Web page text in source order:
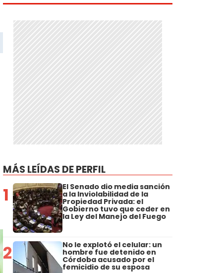
MÁS LEÍDAS DE PERFIL
1 El Senado dio media sanción
a la Inviolabilidad de la
Propiedad Privada: el
Gobierno tuvo que ceder en
la Ley del Manejo del Fuego
2 No le explotó el celular: un
hombre fue detenido en
Córdoba acusado por el
femicidio de su esposa